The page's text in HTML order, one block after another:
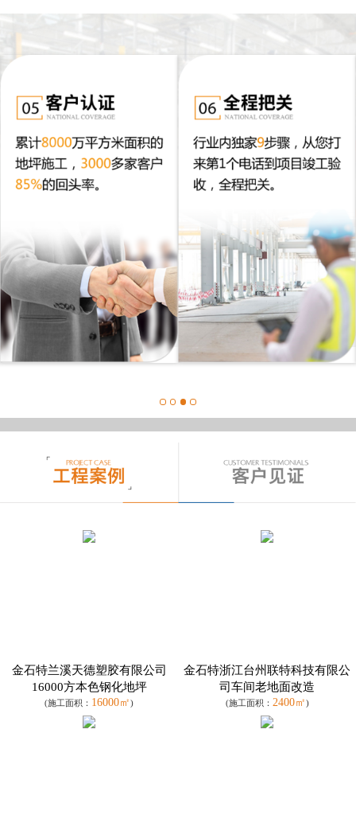
金石特兰溪天德塑胶有限公司
16000方本色钢化地坪
(施工面积： 16000㎡)
金石特浙江台州联特科技有限公
司车间老地面改造
(施工面积： 2400㎡)